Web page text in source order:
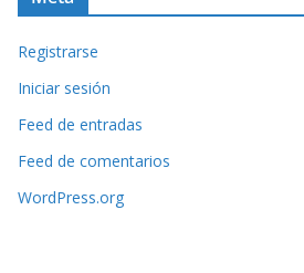
v
o
s
Registrarse
Iniciar sesión
Feed de entradas
Feed de comentarios
WordPress.org